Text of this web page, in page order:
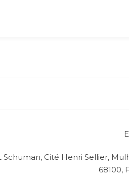
Schuman, Cité Henri Sellier,
68100,